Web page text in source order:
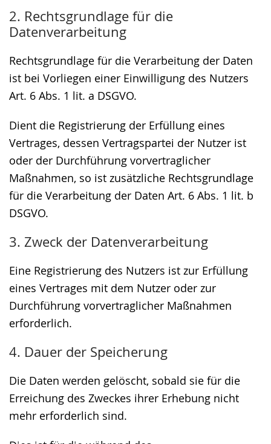
2. Rechtsgrundlage für die
Datenverarbeitung
Rechtsgrundlage für die Verarbeitung der Daten
ist bei Vorliegen einer Einwilligung des Nutzers
Art. 6 Abs. 1 lit. a DSGVO.
Dient die Registrierung der Erfüllung eines
Vertrages, dessen Vertragspartei der Nutzer ist
oder der Durchführung vorvertraglicher
Maßnahmen, so ist zusätzliche Rechtsgrundlage
für die Verarbeitung der Daten Art. 6 Abs. 1 lit. b
DSGVO.
3. Zweck der Datenverarbeitung
Eine Registrierung des Nutzers ist zur Erfüllung
eines Vertrages mit dem Nutzer oder zur
Durchführung vorvertraglicher Maßnahmen
erforderlich.
4. Dauer der Speicherung
Die Daten werden gelöscht, sobald sie für die
Erreichung des Zweckes ihrer Erhebung nicht
mehr erforderlich sind.